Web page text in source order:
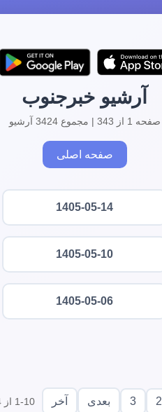
آرشیو خبرجنوب
صفحه 1 از 343 | مجموع 3424 آرشیو
صفحه اصلی
1405-05-14
1405-05-10
1405-05-06
2
3 بعدی آخر 1-10 از 3424